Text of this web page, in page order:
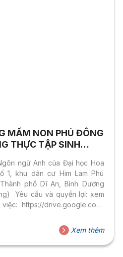
MẦM NON PHÚ ĐÔNG
THỰC TẬP SINH
ngữ Anh của Đại học Hoa
1, khu dân cư Him Lam Phú
phố Dĩ An, Bình Dương
Yêu cầu và quyền lợi: xem
https://drive.google.com/
–
Hotline:
Xem thêm